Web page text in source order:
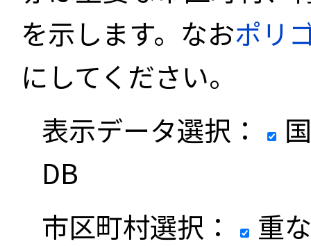
を示します。なおポリ
にしてください。
表示データ選択：
DB
市区町村選択：
重